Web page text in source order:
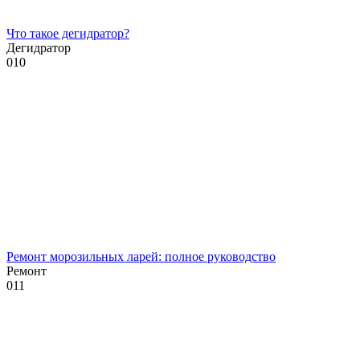
Что такое дегидратор?
Дегидратор
010
Ремонт морозильных ларей: полное руководство
Ремонт
011